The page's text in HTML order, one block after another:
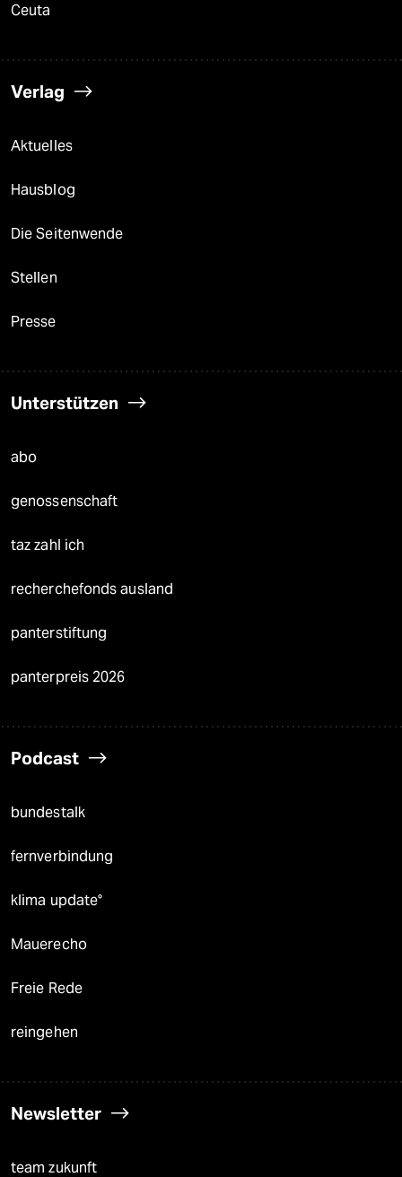
Ceuta
Verlag
Aktuelles
Hausblog
Die Seitenwende
Stellen
Presse
Unterstützen
abo
genossenschaft
taz zahl ich
recherchefonds ausland
panterstiftung
panterpreis 2026
Podcast
bundestalk
fernverbindung
klima update°
Mauerecho
Freie Rede
reingehen
Newsletter
team zukunft